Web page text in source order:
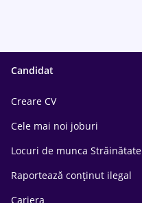
Candidat
Creare CV
Cele mai noi joburi
Locuri de munca Străinătate
Raportează conținut ilegal
Cariera